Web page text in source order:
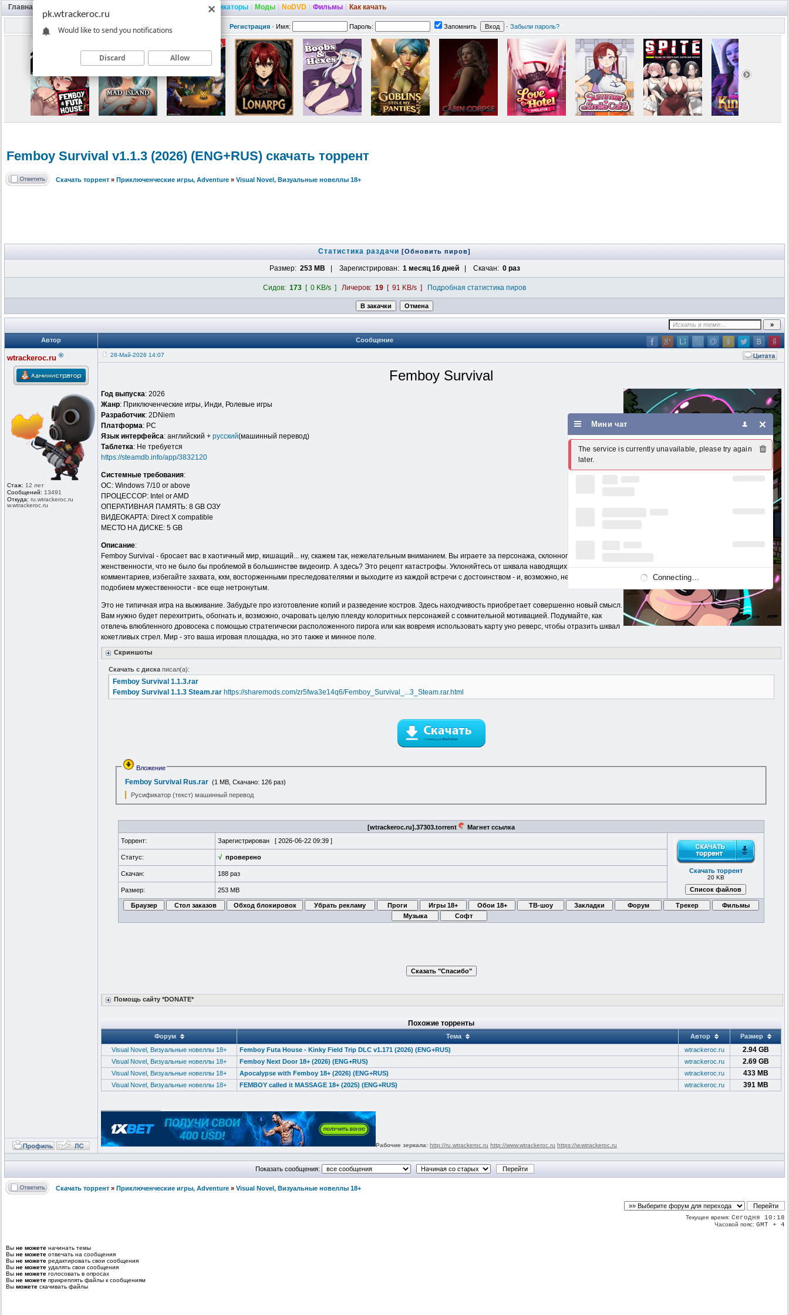
Главная Русификаторы Моды NoDVD Фильмы Как качать
Регистрация · Имя: Пароль: Запомнить · Забыли пароль?
Femboy Survival v1.1.3 (2026) (ENG+RUS) скачать торрент
Скачать торрент » Приключенческие игры, Adventure » Visual Novel, Визуальные новеллы 18+
Статистика раздачи [Обновить пиров]
Размер: 253 MB | Зарегистрирован: 1 месяц 16 дней| Скачан: 0 раз
Сидов: 173 [ 0 KB/s ] Личеров: 19 [ 91 KB/s ] Подробная статистика пиров
Автор Сообщение
wtrackeroc.ru ®
Стаж: 12 лет
Сообщений: 13491
Откуда: ru.wtrackeroc.ru
w.wtrackeroc .ru
28-Май-2026 14:07
Femboy Survival
Год выпуска: 2026
Жанр: Приключенческие игры, Инди, Ролевые игры
Разработчик: 2DNiem
Платформа: PC
Язык интерфейса: английский + русский(машинный перевод)
Таблeтка: Не требуется
https://steamdb.info/app/3832120
Системные требования:
ОС: Windows 7/10 or above
ПРОЦЕССОР: Intel or AMD
ОПЕРАТИВНАЯ ПАМЯТЬ: 8 GB ОЗУ
ВИДЕОКАРТА: Direct X compatible
МЕСТО НА ДИСКЕ: 5 GB
Описание:
Femboy Survival - бросает вас в хаотичный мир, кишащий... ну, скажем так, нежелательным вниманием. Вы играете за персонажа, склонного к
женственности, что не было бы проблемой в большинстве видеоигр. А здесь? Это рецепт катастрофы. Уклоняйтесь от шквала наводящих на мысль
комментариев, избегайте захвата, кхм, восторженными преследователями и выходите из каждой встречи с достоинством - и, возможно, некоторым
подобием мужественности - все еще нетронутым.
Это не типичная игра на выживание. Забудьте про изготовление копий и разведение костров. Здесь находчивость приобретает совершенно новый смысл.
Вам нужно будет перехитрить, обогнать и, возможно, очаровать целую плеяду колоритных персонажей с сомнительной мотивацией. Подумайте, как
отвлечь влюбленного дровосека с помощью стратегически расположенного пирога или как вовремя использовать карту уно реверс, чтобы отразить шквал
кокетливых стрел. Мир - это ваша игровая площадка, но это также и минное поле.
Скриншоты
Скачать с дискаписал(а):
Femboy Survival 1.1.3.rar
Femboy Survival 1.1.3 Steam.rar https://sharemods.com/zr5fwa3e14q6/Femboy_Survival_...3_Steam.rar.html
Вложение
Femboy Survival Rus.rar (1 MB, Скачано: 126 раз)
Русификатор (текст) машинный перевод
[wtrackeroc.ru].37303.torrent
Магнет ссылка
Торрент:
Зарегистрирован [ 2026-06-22 09:39 ]
Скачать торрент
20 KB
Статус: √ проверено
Скачан: 188 раз
Размер: 253 MB
Помощь сайту *DONATE*
Похожие торренты
Форум Тема Автор
Размер
Visual Novel, Визуальные новеллы 18+
Femboy Futa House - Kinky Field Trip DLC v1.171 (2026) (ENG+RUS) wtrackeroc.ru 2.94 GB
Visual Novel, Визуальные новеллы 18+ Femboy Next Door 18+ (2026) (ENG+RUS) wtrackeroc.ru 2.69 GB
Visual Novel, Визуальные новеллы 18+ Apocalypse with Femboy 18+ (2026) (ENG+RUS) wtrackeroc.ru 433 MB
Visual Novel, Визуальные новеллы 18+ FEMBOY called it MASSAGE 18+ (2025) (ENG+RUS) wtrackeroc.ru 391 MB
Рабочие зеркала: http://ru.wtrackeroc.ru http://www.wtrackeroc.ru https://w.wtrackeroc.ru
Показать сообщения:
Скачать торрент » Приключенческие игры, Adventure » Visual Novel, Визуальные новеллы 18+
Текущее время: Сегодня 10:18
Часовой пояс: GMT + 4
Вы не можете начинать темы
Вы не можете отвечать на сообщения
Вы не можете редактировать свои сообщения
Вы не можете удалять свои сообщения
Вы не можете голосовать в опросах
Вы не можете прикреплять файлы к сообщениям
Вы можете скачивать файлы
pk.wtrackeroc.ru
Would like to send you notifications
Discard Allow
Мини чат
The service is currently unavailable, please try again
later.
Connecting...